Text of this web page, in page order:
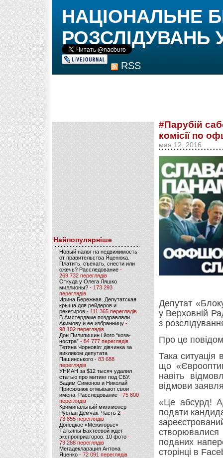
RSS
НАЦІОНАЛЬНЕ
РОЗСЛІДУВАНЬ
Найпопулярніше
Новый налог на недвижимость
от правительства Яценюка.
Платить, съехать, снести или
сжечь? Расследование-
269 732 переглядів
Откуда у Олега Ляшко
миллионы? - 173 293
переглядів
Ирина Бережная. Депутатская
крыша для рейдеров и
рекетиров - 111 365 переглядів
В Амстердаме поздравляли
Акимову и ее избранницу -
98 102 переглядів
Дон Пилипишин і його “коза-
ностра” - 84 777 переглядів
Тетяна Чорновіл: дівчинка за
викликом депутата
Пашинського- 83 688
переглядів
УНИАН за $12 тысяч удалил
статью про митинг под СБУ.
Вадим Симонов и Николай
Присяжнюк отмывают свои
имена. Расследование - 75 800
переглядів
Криминальный миллионер
Руслан Демчак. Часть 2-
73 855 переглядів
Донецкое «Межигорье»
Татьяны Бахтеевой ждет
экспроприаторов. 10 фото -
73 288 переглядів
Мегадекларация Антона
Яценко - 72 091 переглядів
#Парубій
комісії по
мая 12, 2016
Депутат
у Верховній
з
Про це
Така ситуація
що
навіть
відмови
«Це абсурд!
подати
поданих
сторінці в